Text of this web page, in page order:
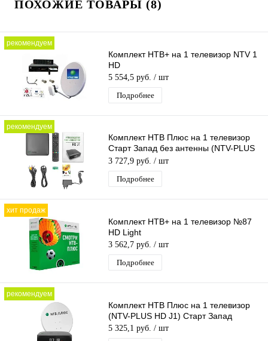
ПОХОЖИЕ ТОВАРЫ (8)
рекомендуем
Комплект НТВ+ на 1 телевизор NTV 1
HD
5 554,5 руб. / шт
Подробнее
рекомендуем
Комплект НТВ Плюс на 1 телевизор
Старт Запад без антенны (NTV-PLUS
HD J1)
3 727,9 руб. / шт
Подробнее
хит продаж
Комплект НТВ+ на 1 телевизор №87
HD Light
3 562,7 руб. / шт
Подробнее
рекомендуем
Комплект НТВ Плюс на 1 телевизор
(NTV-PLUS HD J1) Старт Запад
5 325,1 руб. / шт